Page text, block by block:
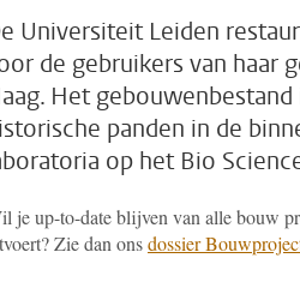
Universiteit Leiden
de gebruikers van haar
Het
panden in de
op het Bio
je up-to-date blijven van alle bouw
Zie dan onsdossier